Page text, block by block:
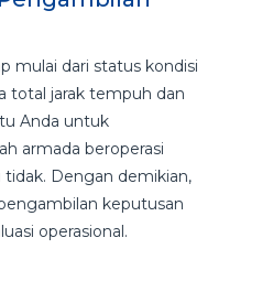
mulai dari status kondisi
total jarak tempuh dan
Anda untuk
armada beroperasi
Dengan demikian,
keputusan
operasional.